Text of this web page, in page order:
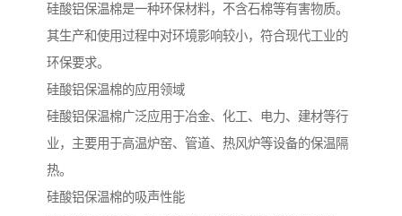
硅酸铝保温棉是一种环保材料，不含石棉等有害物质。
其生产和使用过程中对环境影响较小，符合现代工业的
环保要求。
硅酸铝保温棉的应用领域
硅酸铝保温棉广泛应用于冶金、化工、电力、建材等行
业，主要用于高温炉窑、管道、热风炉等设备的保温隔
热。
硅酸铝保温棉的吸声性能